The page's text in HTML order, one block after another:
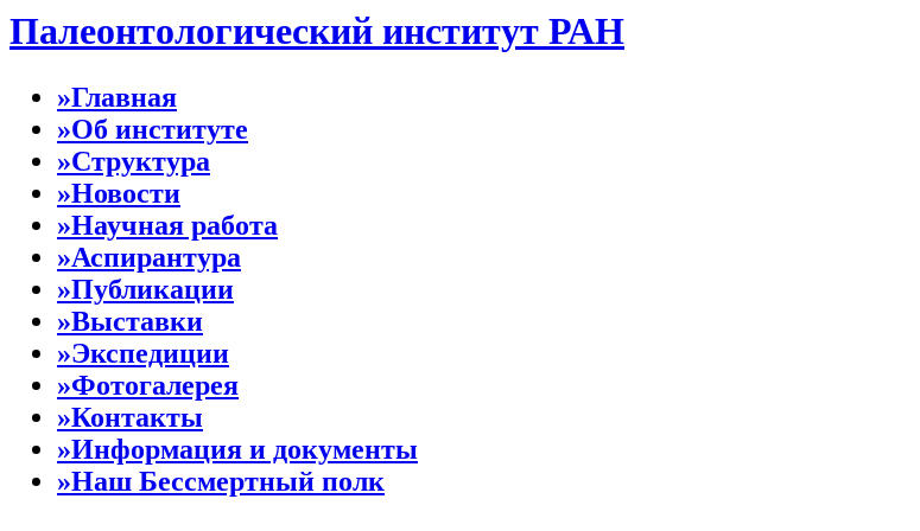
Палеонтологический институт РАН
»Главная
»Об институте
»Структура
»Новости
»Научная работа
»Аспирантура
»Публикации
»Выставки
»Экспедиции
»Фотогалерея
»Контакты
»Информация и документы
»Наш Бессмертный полк